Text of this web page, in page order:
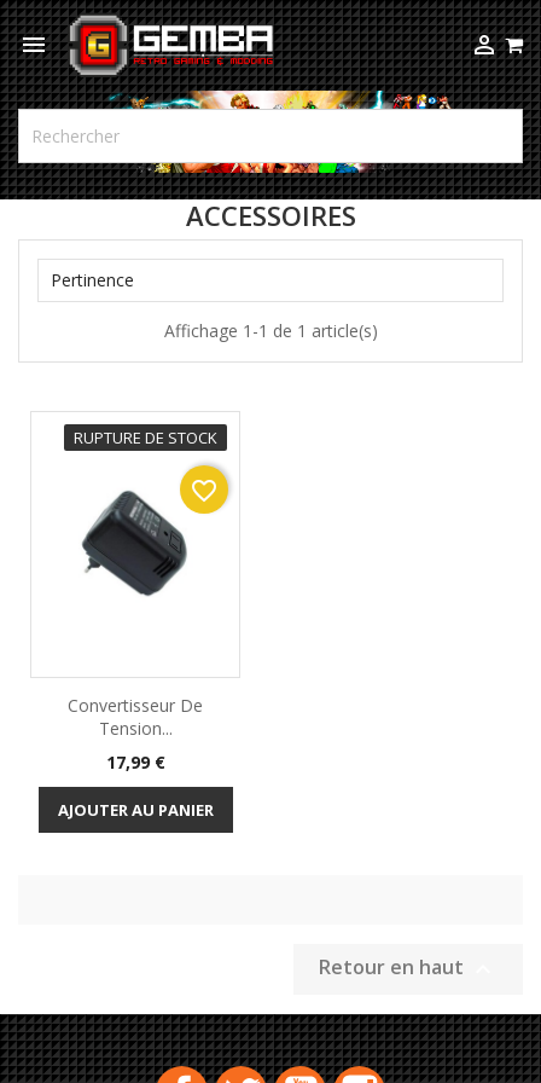
 
ACCESSOIRES
Pertinence
Affichage 1-1 de 1 article(s)
RUPTURE DE STOCK
Convertisseur De
Tension...
Prix
17,99 €
AJOUTER AU PANIER
favorite_border
Retour en haut
FacebookTwitterYouTubeInstagram